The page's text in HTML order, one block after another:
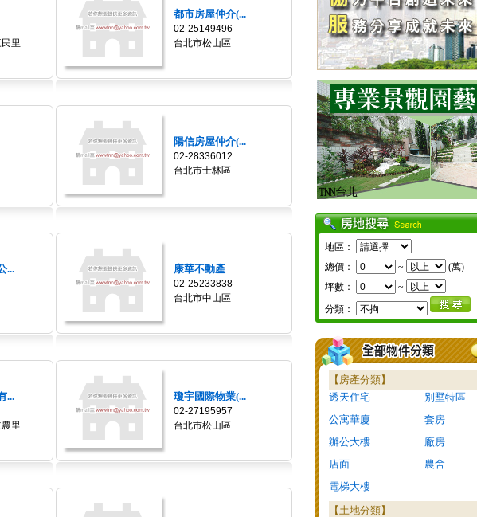
里
都市房屋仲介(...
02-25149496
台北市松山區
陽信房屋仲介(...
02-28336012
台北市士林區
... 康華不動產
02-25233838
台北市中山區
...
里
瓊宇國際物業(...
02-27195957
台北市松山區
地區：
總價：
~
(萬)
坪數：
~
分類：
【房產分類】
透天住宅
別墅特區
公寓華廈
套房
辦公大樓
廠房
店面
農舍
電梯大樓
【土地分類】